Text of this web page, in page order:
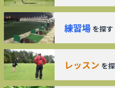
練習場 を探す
レッスン を